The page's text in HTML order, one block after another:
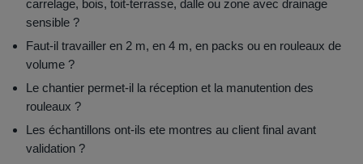
carrelage, bois, toit-terrasse, dalle ou zone avec drainage
sensible ?
Faut-il travailler en 2 m, en 4 m, en packs ou en rouleaux de
volume ?
Le chantier permet-il la réception et la manutention des
rouleaux ?
Les échantillons ont-ils ete montres au client final avant
validation ?